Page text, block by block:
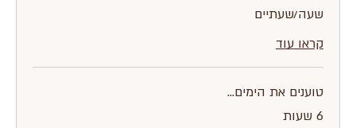
שעה/שעתיים
קראו עוד
טוענים את הימים...
6 שעות